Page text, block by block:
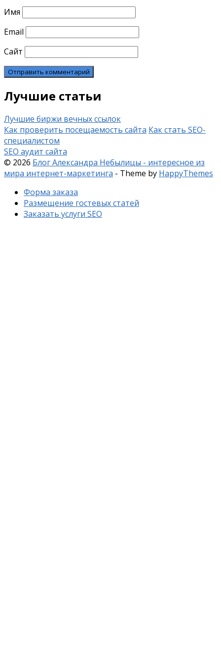
Имя
Email
Сайт
Лучшие статьи
Лучшие биржи вечных ссылок
Как проверить посещаемость сайта Как стать SEO-
специалистом
SEO аудит сайта
© 2026 Блог Александра Небылицы - интересное из
мира интернет-маркетинга - Theme by HappyThemes
Форма заказа
Размещение гостевых статей
Заказать услуги SEO